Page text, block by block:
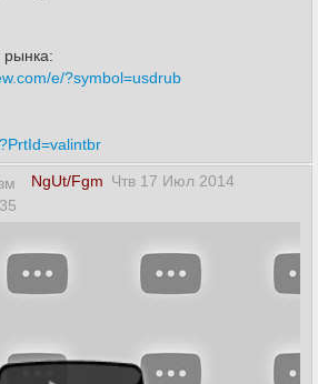
e/?symbol=usdrub
NgUt/Fgm Чтв 17 Июл 2014